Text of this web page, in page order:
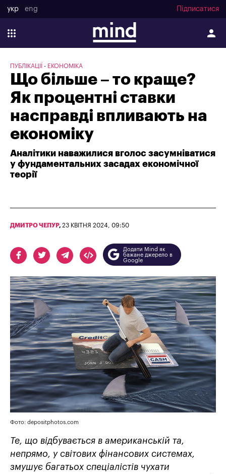
укр eng Підписатися
ПУБЛІКАЦІЇ ЕКОНОМІКА
Що більше – то краще?
Як процентні ставки
насправді впливають на
економіку
Аналітики наважилися вголос засумніватися
у фундаментальних засадах економічної
теорії
ДМИТРО ЧЕПУР, 23 КВІТНЯ 2024, 09:50
Додати Mind як
бажане джерело в
Google
Фото: depositphotos.com
Те, що відбувається в американській та,
непрямо, у світових фінансових системах,
змушує багатьох спеціалістів чухати